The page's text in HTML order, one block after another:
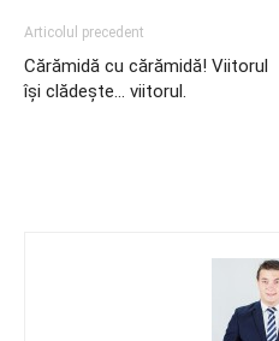
Articolul precedent
Cărămidă cu cărămidă! Viitorul
îşi clădeşte… viitorul.